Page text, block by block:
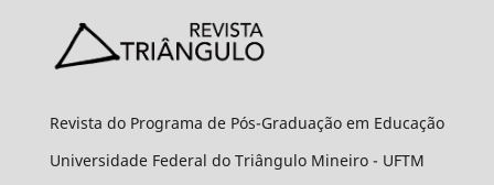
Revista do Programa de Pós-Graduação em Educação
Universidade Federal do Triângulo Mineiro - UFTM